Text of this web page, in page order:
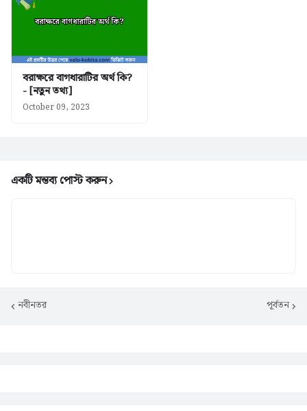
বরাক্ষরে বাগধারাটির অর্থ কি?
- [নতুন তথ্য]
October 09, 2023
একটি মন্তব্য পোস্ট করুন
নবীনতর পূর্বতন